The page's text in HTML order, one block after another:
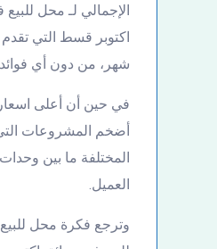
شهر، من دون أي
في حين أن أعلى
أضخم المشروعات
المختلفة ما بين
العميل.
وترجع فكرة محل